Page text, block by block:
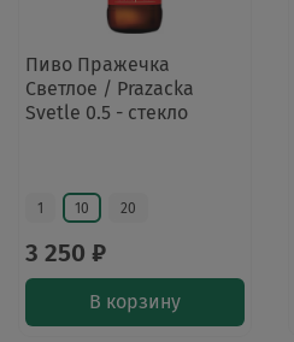
Пиво Пражечка
Светлое / Prazacka
Svetle 0.5 - стекло
1 10 20
3 250 ₽
В корзину